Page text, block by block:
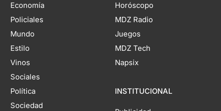
Economía
Policiales
Mundo
Estilo
Vinos
Sociales
Política
Sociedad
Horóscopo
MDZ Radio
Juegos
MDZ Tech
Napsix
INSTITUCIONAL